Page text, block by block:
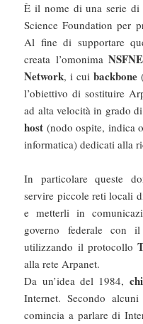
È il nome di una serie di
Science Foundation per
Al fine di supportare
creata l’omonima
Network, i cuibackbone
l’obiettivo di sostituire
ad alta velocità in grado
host (nodo ospite, indica
informatica) dedicati alla
In particolare queste
servire piccole reti locali
e metterli in
governo federale con
utilizzando il protocollo
alla rete Arpanet.
Da un’idea del 1984,
Internet. Secondo
comincia a parlare di